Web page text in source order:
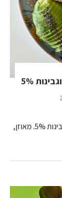
5%
פיתות מחבת מקמח מלא במילוי תרד, עשבי תיבול וגבינות 5%. מאוזן,